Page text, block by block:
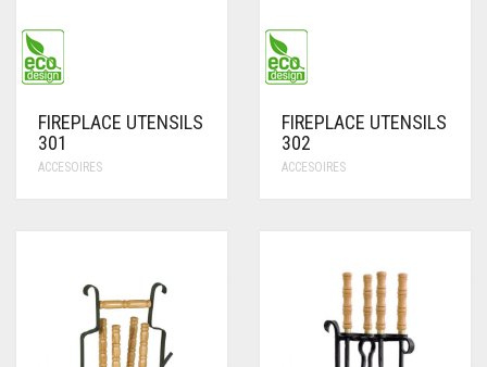
FIREPLACE UTENSILS
301
ACCESOIRES
FIREPLACE UTENSILS
302
ACCESOIRES